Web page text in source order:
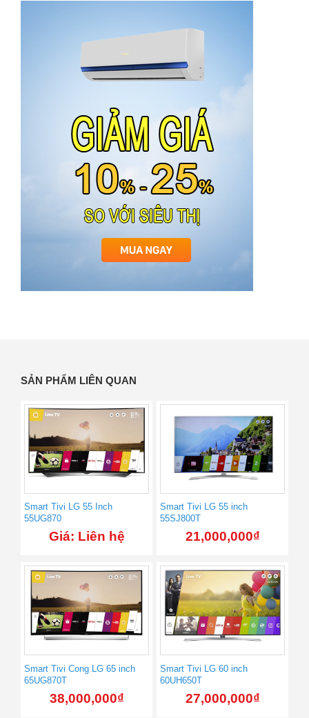
SẢN PHẨM LIÊN QUAN
Smart Tivi LG 55 Inch
55UG870
Giá: Liên hệ
Smart Tivi LG 55 inch
55SJ800T
21,000,000₫
Smart Tivi Cong LG 65 inch
65UG870T
38,000,000₫
Smart Tivi LG 60 inch
60UH650T
27,000,000₫